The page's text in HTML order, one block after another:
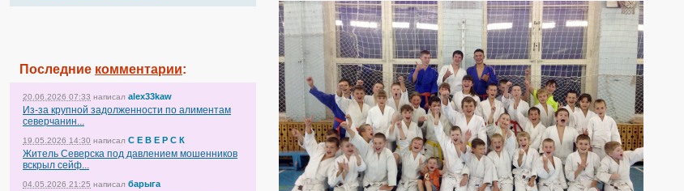
Последние комментарии:
20.06.2026 07:33 написал alex33kaw
Из-за крупной задолженности по алиментам
северчанин...
19.05.2026 14:30 написал С Е В Е Р С К
Житель Северска под давлением мошенников
вскрыл сейф...
04.05.2026 21:25 написал барыга